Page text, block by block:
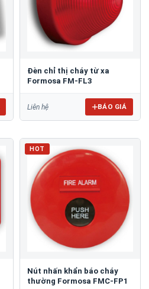
Đèn chỉ thị cháy từ xa
Formosa FM-FL3
Liên hệ BÁO GIÁ
HOT
Nút nhấn khẩn báo cháy
thường Formosa FMC-FP1